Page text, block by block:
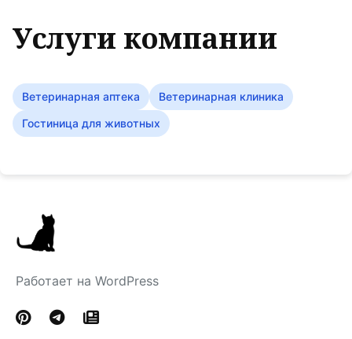
Услуги компании
Ветеринарная аптека
Ветеринарная клиника
Гостиница для животных
Работает на WordPress